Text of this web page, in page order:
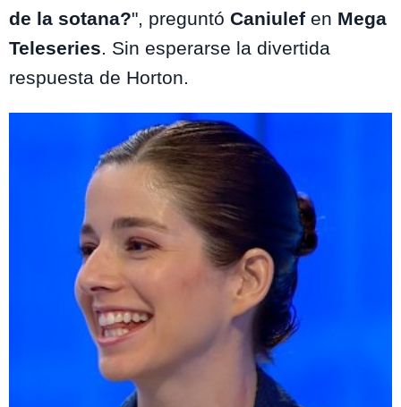
de la sotana?", preguntó Caniulef en Mega
Teleseries. Sin esperarse la divertida
respuesta de Horton.